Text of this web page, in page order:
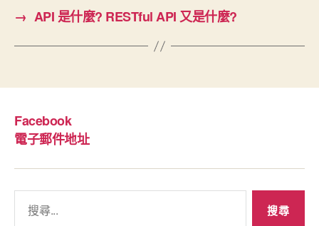
→ API 是什麼? RESTful API 又是什麼?
Facebook
電子郵件地址